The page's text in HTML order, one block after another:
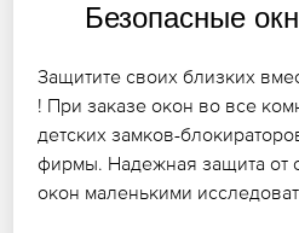
Безопасные
Защитите своих близких
! При заказе окон во все
детских замков-
фирмы. Надежная защита от
окон маленькими